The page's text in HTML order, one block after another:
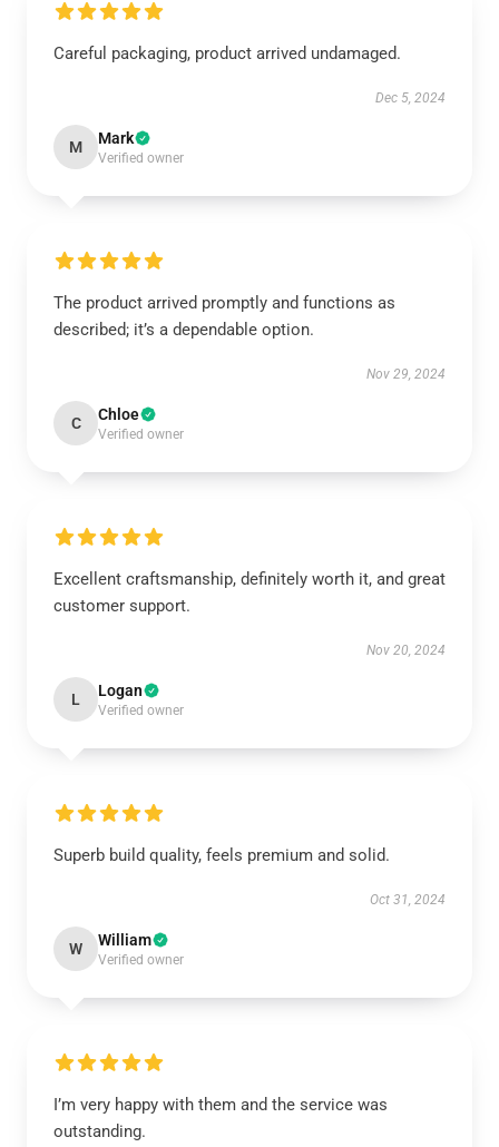
Careful packaging, product arrived undamaged.
Dec 5, 2024
M Mark
Verified owner
The product arrived promptly and functions as
described; it’s a dependable option.
Nov 29, 2024
C Chloe
Verified owner
Excellent craftsmanship, definitely worth it, and great
customer support.
Nov 20, 2024
L Logan
Verified owner
Superb build quality, feels premium and solid.
Oct 31, 2024
W William
Verified owner
I’m very happy with them and the service was
outstanding.